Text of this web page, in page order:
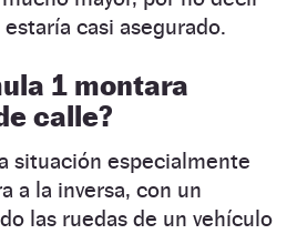
casi asegurado.
1 montara
calle?
situación especialmente
a la inversa, con un
las ruedas de un vehículo